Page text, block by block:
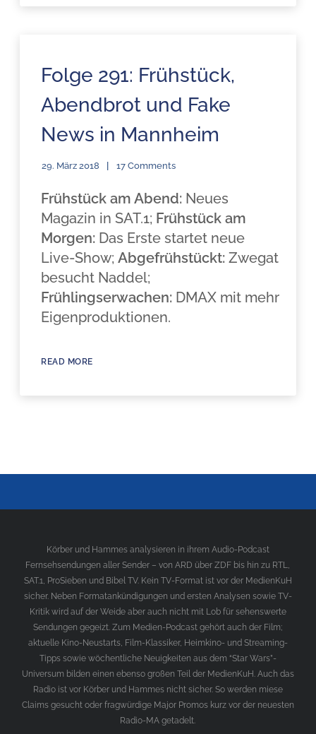
Folge 291: Frühstück,
Abendbrot und Fake
News in Mannheim
29. März 2018 17 Comments
Frühstück am Abend: Neues
Magazin in SAT.1; Frühstück am
Morgen: Das Erste startet neue
Live-Show;Abgefrühstückt: Zwegat
besucht Naddel;
Frühlingserwachen: DMAX mit mehr
Eigenproduktionen.
READ MORE
Körber und Hammes analysieren in ihrem Audio-Podcast
Fernsehsendungen aller Sender – von ARD über ZDF bis hin zu RTL,
SAT.1, ProSieben und Bibel TV. Kein TV-Format ist vor der MedienKuH
sicher. Neben Formatankündigungen und ersten Analysen sowie TV-
Kritik wird auf der Weide aber auch nicht mit Lob für sehenswerte
Sendungen gegeizt. Zum Medien-Podcast gehört auch der Film;
aktuelle Kino-Neustarts, Film-Klassiker, Heimkino- und Streaming-
Tipps sowie wöchentliche Neuigkeiten aus dem “Star Wars”-
Universum bilden einen ebenso großen Teil der MedienKuH. Auch das
Radio ist vor Körber und Hammes nicht sicher. So werden miese
Claims gesucht oder fragwürdige Major Promos kurz vor der neuesten
Radio-MA getadelt.